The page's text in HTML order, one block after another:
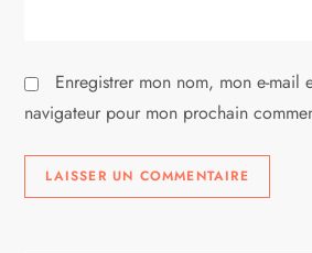
l
e
Enregistrer mon nom, mon e-mail
navigateur pour mon prochain